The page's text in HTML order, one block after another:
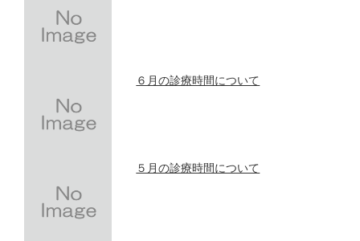
６月の診療時間について
５月の診療時間について